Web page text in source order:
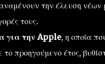
αναμένουν την έλευση
τους.
για την Apple, η οποία
το προηγούμενο έτος,